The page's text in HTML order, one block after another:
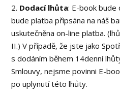
2. Dodací lhůta: E-book
bude platba připsána na náš
uskutečněna on-line platba.
II.) V případě, že jste jako
s dodáním během 14denní
Smlouvy, nejsme povinni E-
po uplynutí této lhůty.